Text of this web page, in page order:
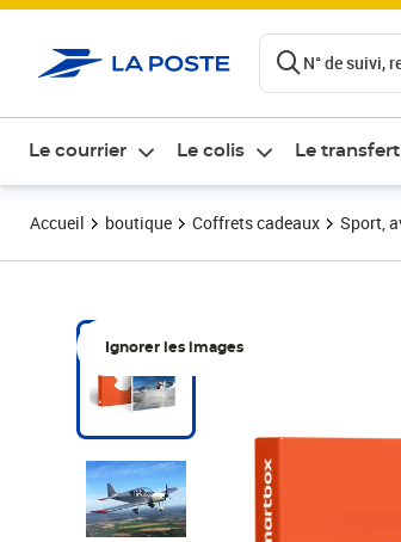
N° de suivi,
Le courrier Le colis Le
Accueil boutique Coffrets cadeaux Sport,
Ignorer les images